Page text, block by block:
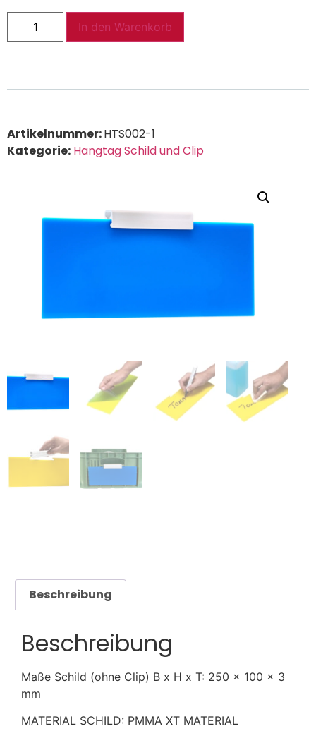
In den Warenkorb
Artikelnummer:HTS002-1
Kategorie: Hangtag Schild und Clip
Beschreibung
Beschreibung
Maße Schild (ohne Clip) B x H x T: 250 x 100 x 3
mm
MATERIAL SCHILD: PMMA XT MATERIAL